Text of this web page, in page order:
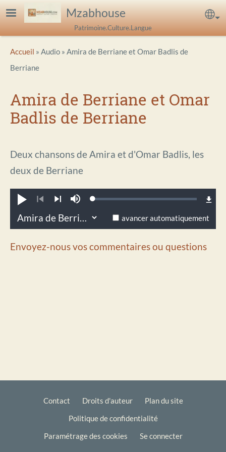
Aller au contenu principal
Mzabhouse
Patrimoine.Culture.Langue
Breadcrumb
Accueil Audio
Amira de Berriane et Omar Badlis de
Berriane
Amira de Berriane et Omar
Badlis de Berriane
Deux chansons de Amira et d'Omar Badlis, les
deux de Berriane
Jouer
PrécédentSuivant
SourdineLoaded:
avancer automatiquement
Envoyez-nous vos commentaires ou questions
Footer
Contact Droits d'auteur
Plan du site
Politique de confidentialité
Paramétrage des cookies
Se connecter